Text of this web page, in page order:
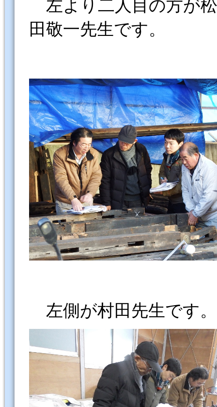
左より二人目の方が
田敬一先生です。
左側が村田先生で